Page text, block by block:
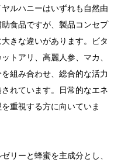
ルハニーはいずれも自然由
食品ですが、製品コンセプ
きな違いがあります。ビタ
トアリ、高麗人参、マカ、
組み合わせ、総合的な活力
れています。日常的なエネ
重視する方に向いていま
リーと蜂蜜を主成分とし、